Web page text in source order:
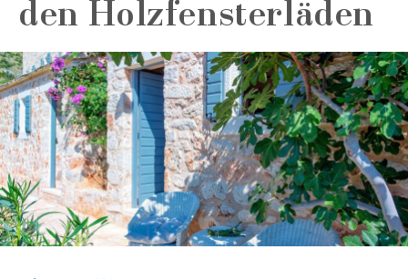
den Holzfensterläden